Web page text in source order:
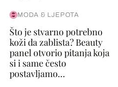
MODA & LJEPOTA
Što je stvarno potrebno
koži da zablista? Beauty
panel otvorio pitanja koja
si i same često
postavljamo...